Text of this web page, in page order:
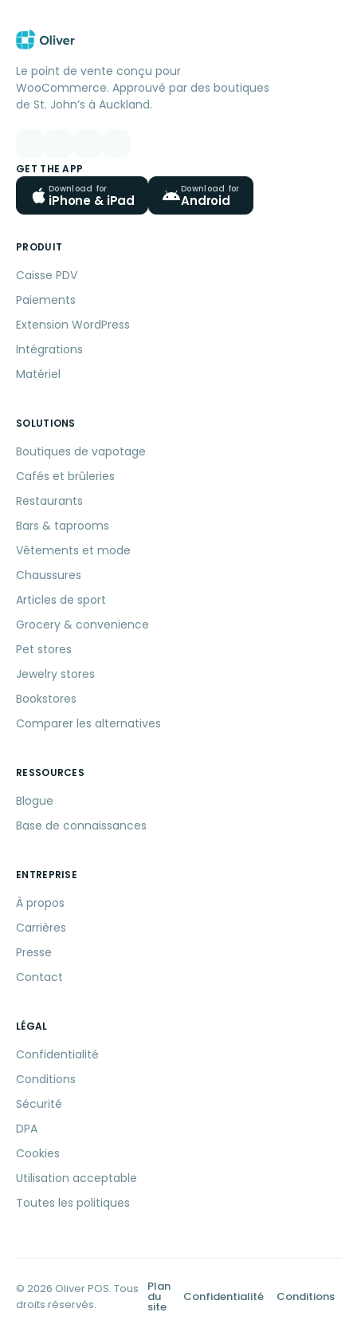
Le point de vente conçu pour
WooCommerce. Approuvé par des boutiques
de St. John’s à Auckland.
GET THE APP
Download for
iPhone & iPad
Download for
Android
PRODUIT
Caisse PDV
Paiements
Extension WordPress
Intégrations
Matériel
SOLUTIONS
Boutiques de vapotage
Cafés et brûleries
Restaurants
Bars & taprooms
Vêtements et mode
Chaussures
Articles de sport
Grocery & convenience
Pet stores
Jewelry stores
Bookstores
Comparer les alternatives
RESSOURCES
Blogue
Base de connaissances
ENTREPRISE
À propos
Carrières
Presse
Contact
LÉGAL
Confidentialité
Conditions
Sécurité
DPA
Cookies
Utilisation acceptable
Toutes les politiques
© 2026 Oliver POS. Tous
droits réservés.
Plan
du
site
Confidentialité Conditions